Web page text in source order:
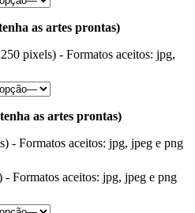
as artes prontas)
pixels) - Formatos aceitos: jpg,
as artes prontas)
- Formatos aceitos: jpg, jpeg e png
Formatos aceitos: jpg, jpeg e png